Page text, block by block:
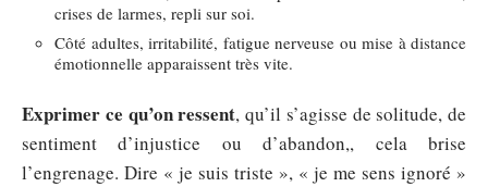
crises de larmes, repli sur soi.
Côté adultes, irritabilité, fatigue nerveuse ou mise à distance
émotionnelle apparaissent très vite.
Exprimer ce qu’on ressent, qu’il s’agisse de solitude, de
sentiment d’injustice ou d’abandon,, cela brise
l’engrenage. Dire « je suis triste », « je me sens ignoré »